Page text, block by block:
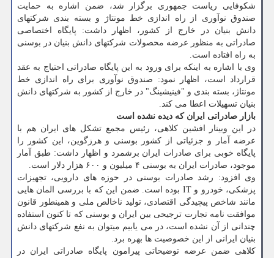
شکوفایی ریاست جمهوری برگزار شد، ضمن اشاره به حمایت
صندوق نوآوری از راه اندازی خط مونتاژ و بسته بندی شرکتهای
دانش بنیان در خارج از کشور، اظهار داشت: پایگاه اختصاصی
صادراتی به منظور عرضه محصولات شرکتهای دانش بنیان در بوسنی
به راه افتاده است.
وی با اشاره به اینکه برای ورود به این پایگاه صادراتی احتیاج به عقد
قرارداد است، اظهار نمود: صندوق نوآوری برای راه اندازی خط
مونتاژ، بسته بندی و "فینیشینگ" در خارج از کشور به شرکتهای دانش
بنیان تسهیلات اعطا می کند.
بازار صادراتی ایران که دیده نشده است
در این وبینار افشین کلاهی، رئیس مجمع تشکل های ایران هم با
عرضه آمار و جزئیاتی از کشور بوسنی و هرزگوین، این کشور را
پایگاه خوبی برای صادرات ایران برشمرد و اظهار داشت: طبق آمار
موجود، صادرات ایران به بوسنی ۴ میلیون و ۶۰۰ هزار دلار است.
وی افزود: رشد صادرات بوسنی در حوزه های دارویی، تجهیزات
پزشکی، خودرو و IT بوده است. ضمن این که با بررسی المان هایی
مانند شاخص پیچیدگی اقتصادی، تولید ناخالص ملی و همینطور قانون
موافقت نامه تجارت ترجیحی بین ایران و بوسنی که تا کنون استفاده
چندانی از آن نشده است، در می یابیم میتوان به نفع شرکتهای دانش
بنیان ایرانی از این خصوصیت ها بهره برد.
کلاهی ضمن عرضه توضیحاتی پیرامون پایگاه صادراتی ایران در